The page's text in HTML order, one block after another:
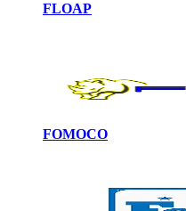
FLOAP
FOMOCO